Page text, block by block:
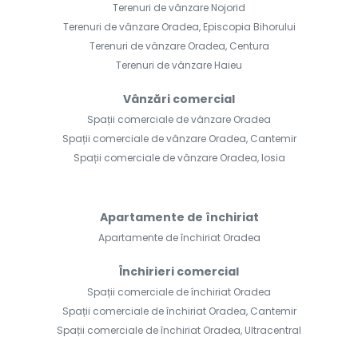
Terenuri de vânzare Nojorid
Terenuri de vânzare Oradea, Episcopia Bihorului
Terenuri de vânzare Oradea, Centura
Terenuri de vânzare Haieu
Vânzări comercial
Spații comerciale de vânzare Oradea
Spații comerciale de vânzare Oradea, Cantemir
Spații comerciale de vânzare Oradea, Iosia
Apartamente de închiriat
Apartamente de închiriat Oradea
Închirieri comercial
Spații comerciale de închiriat Oradea
Spații comerciale de închiriat Oradea, Cantemir
Spații comerciale de închiriat Oradea, Ultracentral